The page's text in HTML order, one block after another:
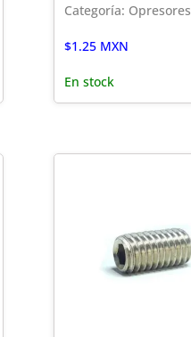
Categoría: Opresores
$1.25MXN
En stock